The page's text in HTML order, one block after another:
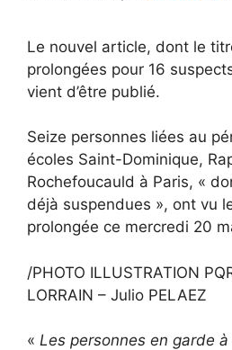
Le nouvel article, dont le
prolongées pour 16
vient d’être publié.
Seize personnes liées au
écoles Saint-Dominique,
Rochefoucauld à Paris, «
déjà suspendues », ont vu
prolongée ce mercredi 20
/PHOTO ILLUSTRATION
LORRAIN – Julio PELAEZ
« Les personnes en garde